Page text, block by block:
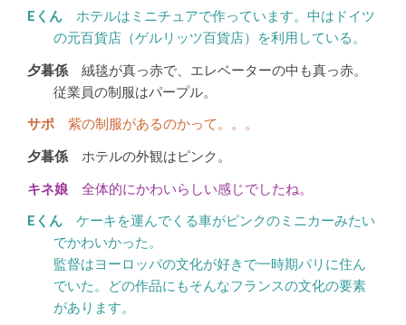
ホテルはミニチュアで作っています。中はドイツ
の元百貨店（ゲルリッツ百貨店）を利用している。
絨毯が真っ赤で、エレベーターの中も真っ赤。
従業員の制服はパープル。
紫の制服があるのかって。。。
ホテルの外観はピンク。
全体的にかわいらしい感じでしたね。
ケーキを運んでくる車がピンクのミニカーみたい
でかわいかった。
監督はヨーロッパの文化が好きで一時期パリに住ん
でいた。どの作品にもそんなフランスの文化の要素
があります。